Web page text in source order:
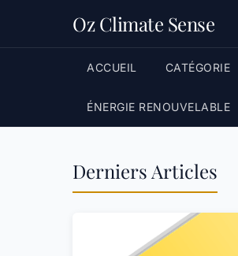
Oz Climate Sense
ACCUEIL CATÉGORIE
ÉNERGIE RENOUVELABLE
Derniers Articles